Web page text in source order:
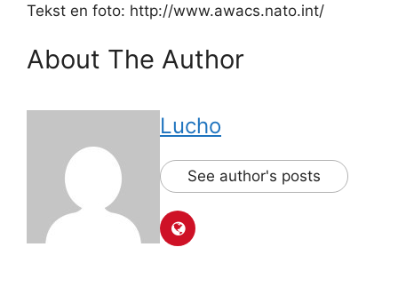
Tekst en foto: http://www.awacs.nato.int/
About The Author
Lucho
See author's posts